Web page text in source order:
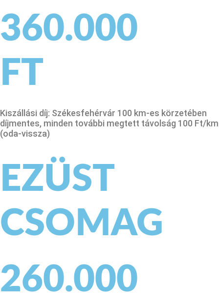
360.000
FT
Kiszállási díj: Székesfehérvár 100 km-es körzetében
díjmentes, minden további megtett távolság 100 Ft/km
(oda-vissza)
EZÜST
CSOMAG
260.000